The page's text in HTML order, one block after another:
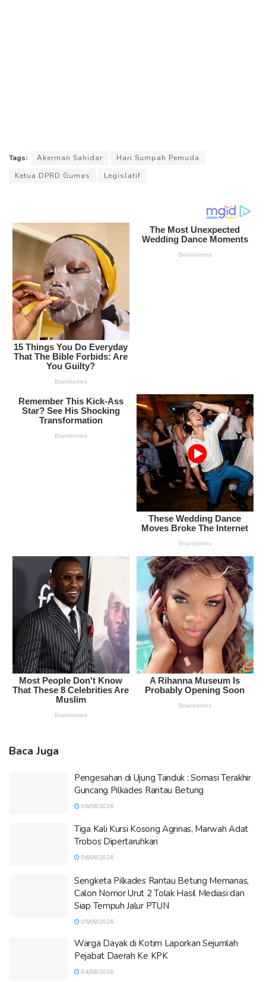
Tags: Akerman Sahidar
Hari Sumpah Pemuda
Ketua DPRD Gumas
Legislatif
Baca Juga
Pengesahan di Ujung Tanduk : Somasi Terakhir
Guncang Pilkades Rantau Betung
06/08/2026
Tiga Kali Kursi Kosong Agrinas, Marwah Adat
Trobos Dipertaruhkan
06/08/2026
Sengketa Pilkades Rantau Betung Memanas,
Calon Nomor Urut 2 Tolak Hasil Mediasi dan
Siap Tempuh Jalur PTUN
05/08/2026
Warga Dayak di Kotim Laporkan Sejumlah
Pejabat Daerah Ke KPK
04/08/2026